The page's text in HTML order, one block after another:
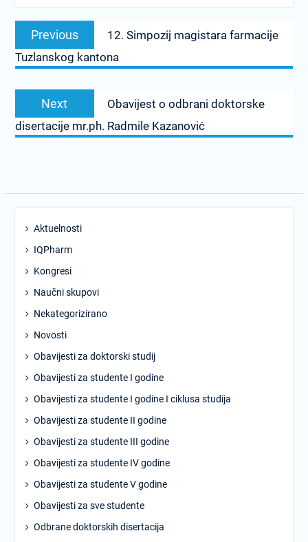
Post
navigation
Previous
Previous
post:
12. Simpozij magistara farmacije
Tuzlanskog kantona
Next
Next
post:
Obavijest o odbrani doktorske
disertacije mr.ph. Radmile Kazanović
Aktuelnosti
IQPharm
Kongresi
Naučni skupovi
Nekategorizirano
Novosti
Obavijesti za doktorski studij
Obavijesti za studente I godine
Obavijesti za studente I godine I ciklusa studija
Obavijesti za studente II godine
Obavijesti za studente III godine
Obavijesti za studente IV godine
Obavijesti za studente V godine
Obavijesti za sve studente
Odbrane doktorskih disertacija